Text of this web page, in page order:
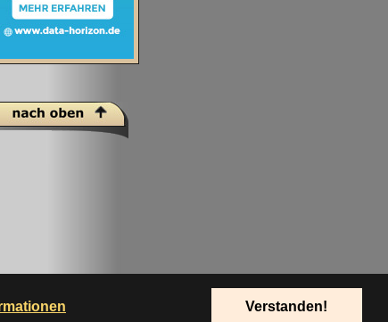
Verstanden!